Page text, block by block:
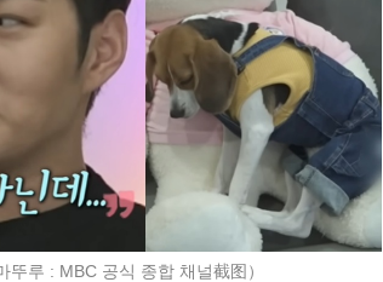
뚜루 : MBC 공식 종합 채널截图）